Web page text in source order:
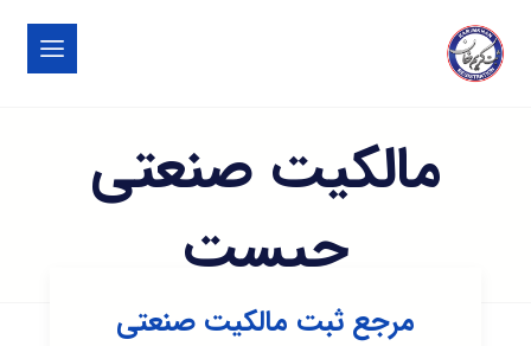
مالکیت صنعتی
چیست
مرجع ثبت مالکیت صنعتی